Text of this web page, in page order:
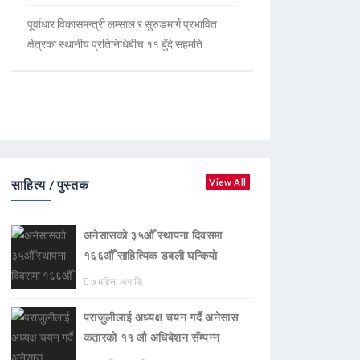
पूर्वाधार विकासमन्त्री लम्साल र सुरुङमार्ग प्रभावित
क्षेत्रका स्थानीय प्रतिनिधिबीच ११ बुँदे सहमति
साहित्य / पुस्तक View All
अनेसासको ३५औँ स्थापना दिवसमा
१६६औँ साहित्यिक डबली घन्कियाे
७ महिना अगाडि
पराजुलीलाई अध्यक्ष चयन गर्दै अनेसास
कतारको ११ औ अधिबेशन सँम्पन्न